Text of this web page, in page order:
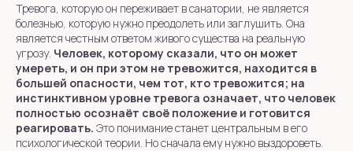
Тревога, которую он переживает в санатории, не является
болезнью, которую нужно преодолеть или заглушить. Она
является честным ответом живого существа на реальную
угрозу. Человек, которому сказали, что он может
умереть, и он при этом не тревожится, находится в
большей опасности, чем тот, кто тревожится; на
инстинктивном уровне тревога означает, что человек
полностью осознаёт своё положение и готовится
реагировать. Это понимание станет центральным в его
психологической теории. Но сначала ему нужно выздороветь.